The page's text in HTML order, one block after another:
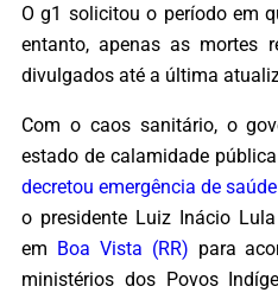
O g1 solicitou o período em
entanto, apenas as mortes
divulgados até a última
Com o caos sanitário, o
estado de calamidade
decretou emergência de
o presidente Luiz Inácio
em Boa Vista (RR) para
ministérios dos Povos